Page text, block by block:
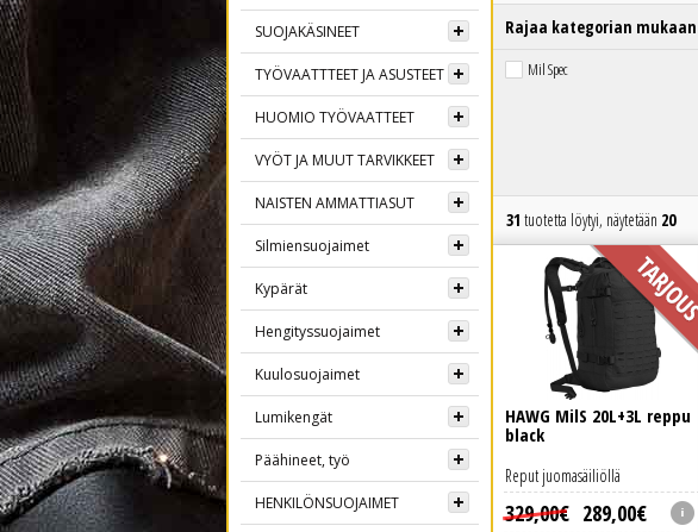
SUOJAKÄSINEET
TYÖVAATTTEET JA ASUSTEET
HUOMIO TYÖVAATTEET
VYÖT JA MUUT TARVIKKEET
NAISTEN AMMATTIASUT
Silmiensuojaimet
Kypärät
Hengityssuojaimet
Kuulosuojaimet
Lumikengät
Päähineet, työ
HENKILÖNSUOJAIMET
Rajaa kategorian mukaan
Mil Spec
31 tuotetta löytyi, näytetään 20
Edellinen
HAWG MilS 20L+3L reppu
black
289,00€
329,00€
Reput juomasäiliöllä